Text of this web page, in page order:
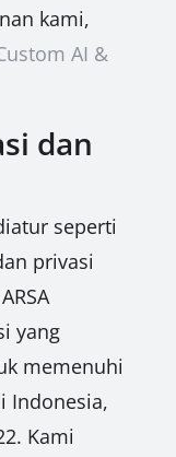
kami,
AI &
dan
seperti
privasi
yang
memenuhi
Indonesia,
Kami